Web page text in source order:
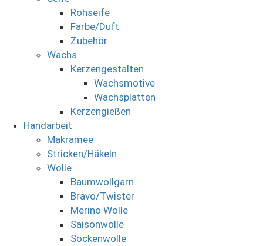
Rohseife
Farbe/Duft
Zubehör
Wachs
Kerzengestalten
Wachsmotive
Wachsplatten
Kerzengießen
Handarbeit
Makramee
Stricken/Häkeln
Wolle
Baumwollgarn
Bravo/Twister
Merino Wolle
Saisonwolle
Sockenwolle